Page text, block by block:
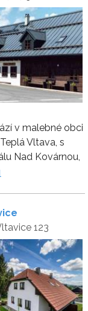
v malebné obci
Vltava, s
Nad Kovárnou,
123